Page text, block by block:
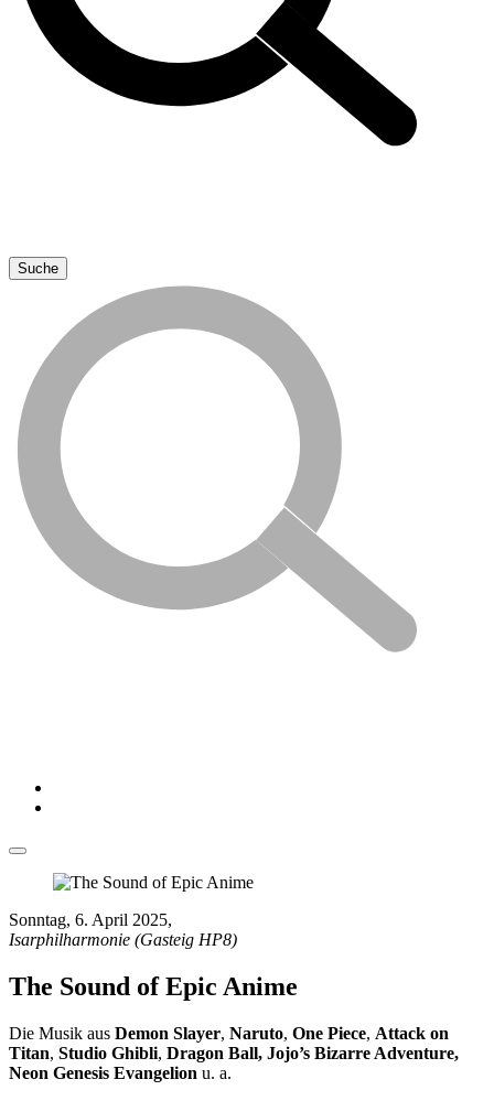
Sonntag, 6. April 2025,
Isarphilharmonie (Gasteig HP8)
The Sound of Epic Anime
Die Musik aus Demon Slayer, Naruto, One Piece, Attack on
Titan, Studio Ghibli, Dragon Ball, Jojo’s Bizarre Adventure,
Neon Genesis Evangelion u. a.